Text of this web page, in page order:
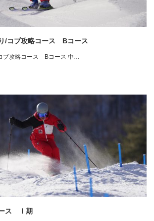
/コブ攻略コース Bコース
ブ攻略コース Bコース 中…
ース Ⅰ期